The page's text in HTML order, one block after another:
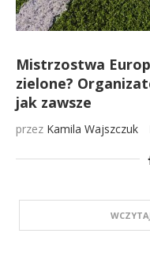
Mistrzostwa
zielone?
jak zawsze
przez Kamila Wajszczuk